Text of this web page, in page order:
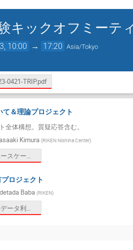
キックオフミーテ
10:00 → 17:20 Asia/Tokyo
0421-TRIP.pdf
て＆理論プロジェクト
全体構想。質疑応答含む。
Kimura (RIKEN Nishina Center)
TRIPユースケース資料.pdf
ロジェクト
Baba (RIKEN)
2022年データ利活用の会議報告.pdf